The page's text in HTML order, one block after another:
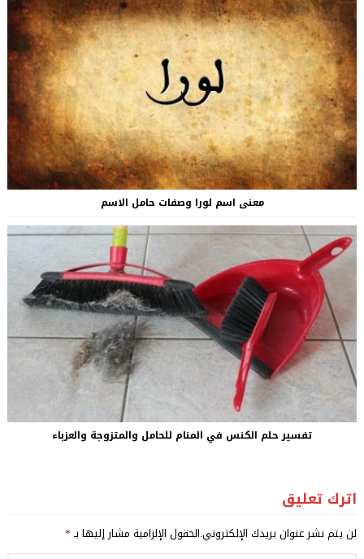
معنى اسم لورا وصفات حامل الاسم
تفسير حلم الكنس في المنام للحامل والمتزوجة والعزباء
اترك تعليق
لن يتم نشر عنوان بريدك الإلكتروني.الحقول الإلزامية مشار إليها بـ*